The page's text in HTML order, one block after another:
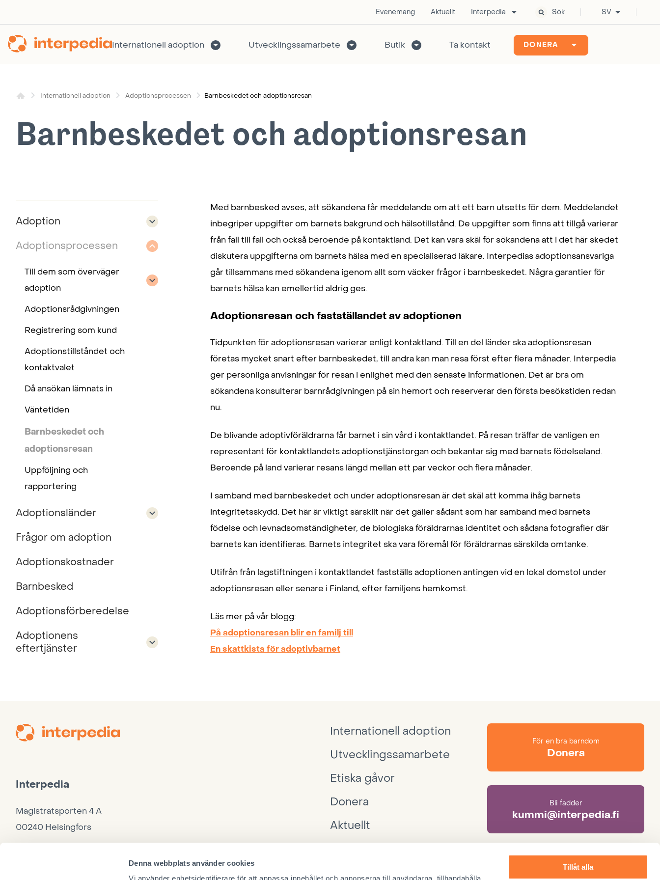
Denna webbplats använder cookies
Tillåt alla
Evenemang Aktuellt Interpedia Sök SV
Internationell adoption Utvecklingssamarbete Butik Ta kontakt DONERA
Internationell adoption Adoptionsprocessen Barnbeskedet och adoptionsresan
Barnbeskedet och adoptionsresan
Adoption
Adoptionsprocessen
Till dem som överväger
adoption
Adoptionsrådgivningen
Registrering som kund
Adoptionstillståndet och
kontaktvalet
Då ansökan lämnats in
Väntetiden
Barnbeskedet och
adoptionsresan
Uppföljning och
rapportering
Adoptionsländer
Frågor om adoption
Adoptionskostnader
Barnbesked
Adoptionsförberedelse
Adoptionens
eftertjänster
Med barnbesked avses, att sökandena får meddelande om att ett barn utsetts för dem. Meddelandet
inbegriper uppgifter om barnets bakgrund och hälsotillstånd. De uppgifter som finns att tillgå varierar
från fall till fall och också beroende på kontaktland. Det kan vara skäl för sökandena att i det här skedet
diskutera uppgifterna om barnets hälsa med en specialiserad läkare. Interpedias adoptionsansvariga
går tillsammans med sökandena igenom allt som väcker frågor i barnbeskedet. Några garantier för
barnets hälsa kan emellertid aldrig ges.
Adoptionsresan och fastställandet av adoptionen
Tidpunkten för adoptionsresan varierar enligt kontaktland. Till en del länder ska adoptionsresan
företas mycket snart efter barnbeskedet, till andra kan man resa först efter flera månader. Interpedia
ger personliga anvisningar för resan i enlighet med den senaste informationen. Det är bra om
sökandena konsulterar barnrådgivningen på sin hemort och reserverar den första besökstiden redan
nu.
De blivande adoptivföräldrarna får barnet i sin vård i kontaktlandet. På resan träffar de vanligen en
representant för kontaktlandets adoptionstjänstorgan och bekantar sig med barnets födelseland.
Beroende på land varierar resans längd mellan ett par veckor och flera månader.
I samband med barnbeskedet och under adoptionsresan är det skäl att komma ihåg barnets
integritetsskydd. Det här är viktigt särskilt när det gäller sådant som har samband med barnets
födelse och levnadsomständigheter, de biologiska föräldrarnas identitet och sådana fotografier där
barnets kan identifieras. Barnets integritet ska vara föremål för föräldrarnas särskilda omtanke.
Utifrån från lagstiftningen i kontaktlandet fastställs adoptionen antingen vid en lokal domstol under
adoptionsresan eller senare i Finland, efter familjens hemkomst.
Läs mer på vår blogg:
På adoptionsresan blir en familj till
En skattkista för adoptivbarnet
Interpedia
Magistratsporten 4 A
00240 Helsingfors
Internationell adoption
Utvecklingssamarbete
Etiska gåvor
Donera
Aktuellt
Ta kontakt
För en bra barndom
Donera
Bli fadder
kummi@interpedia.fi
Mer information om adoption
adoptio@interpedia.fi